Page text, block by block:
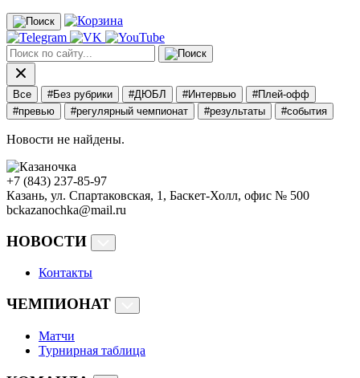
Все #Без рубрики #ДЮБЛ #Интервью
#Плей-офф
#превью
#регулярный чемпионат #результаты #события
Новости не найдены.
+7 (843) 237-85-97
Казань, ул. Спартаковская, 1, Баскет-Холл, офис № 500
bckazanochka@mail.ru
НОВОСТИ
Контакты
ЧЕМПИОНАТ
Матчи
Турнирная таблица